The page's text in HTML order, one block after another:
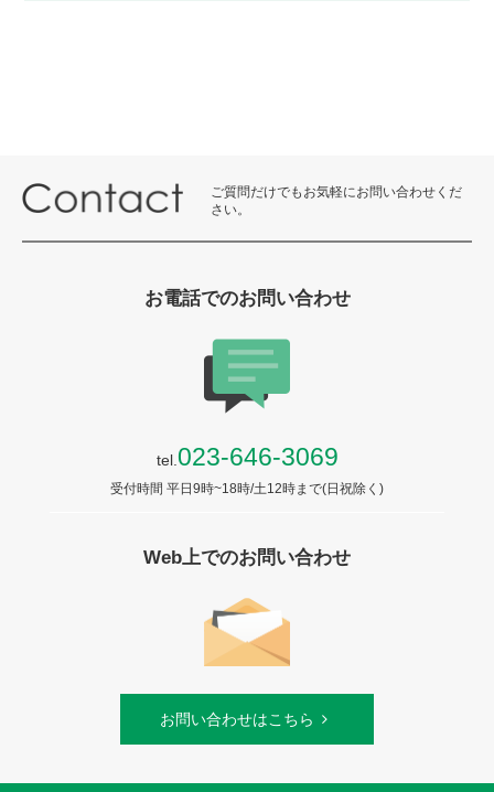
ご質問だけでもお気軽にお問い合わせくだ
さい。
お電話でのお問い合わせ
tel. 023-646-3069
受付時間 平日9時~18時/土12時まで(日祝除く)
Web上でのお問い合わせ
お問い合わせはこちら